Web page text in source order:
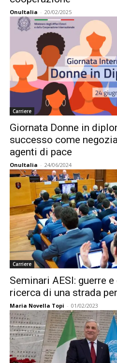
OnuItalia - 20/02/2025
Carriere
Giornata Donne in
successo come
agenti di pace
OnuItalia - 24/06/2024
Carriere
Seminari AESI: guerre
ricerca di una strada
Maria Novella Topi - 01/02/2023